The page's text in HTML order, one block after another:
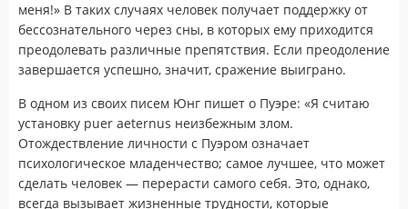
меня!» В таких случаях человек получает поддержку от
бессознательного через сны, в которых ему приходится
преодолевать различные препятствия. Если преодоление
завершается успешно, значит, сражение выиграно.
В одном из своих писем Юнг пишет о Пуэре: «Я считаю
установку puer aeternus неизбежным злом.
Отождествление личности с Пуэром означает
психологическое младенчество; самое лучшее, что может
сделать человек — перерасти самого себя. Это, однако,
всегда вызывает жизненные трудности, которые